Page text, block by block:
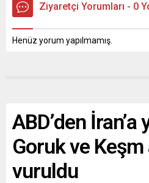
Ziyaretçi Yorumları - 0
Henüz yorum yapılmamış.
ABD’den İran’a
Goruk ve Keşm
vuruldu